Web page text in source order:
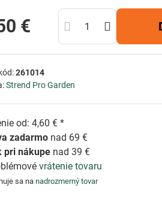
€
261014
Strend Pro Garden
od: 4,60 € *
zadarmo nad 69 €
pri nákupe nad 39 €
vrátenie tovaru
sa nanadrozmerný tovar